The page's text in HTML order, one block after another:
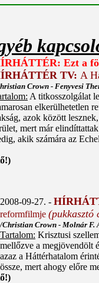
Ezt a
TV: A
Crown - Fenyvesi
A titkosszolgálat
elkerülhetetlen
azok között
mert már
akik számára az
2008-09-27. -
reformfilmje (pukkasztó
/Christian Crown - Molnár F.
Tartalom: Krisztusi
mellőzve a megjövendölt
azaz a Háttérhatalom
össze, mert ahogy előre